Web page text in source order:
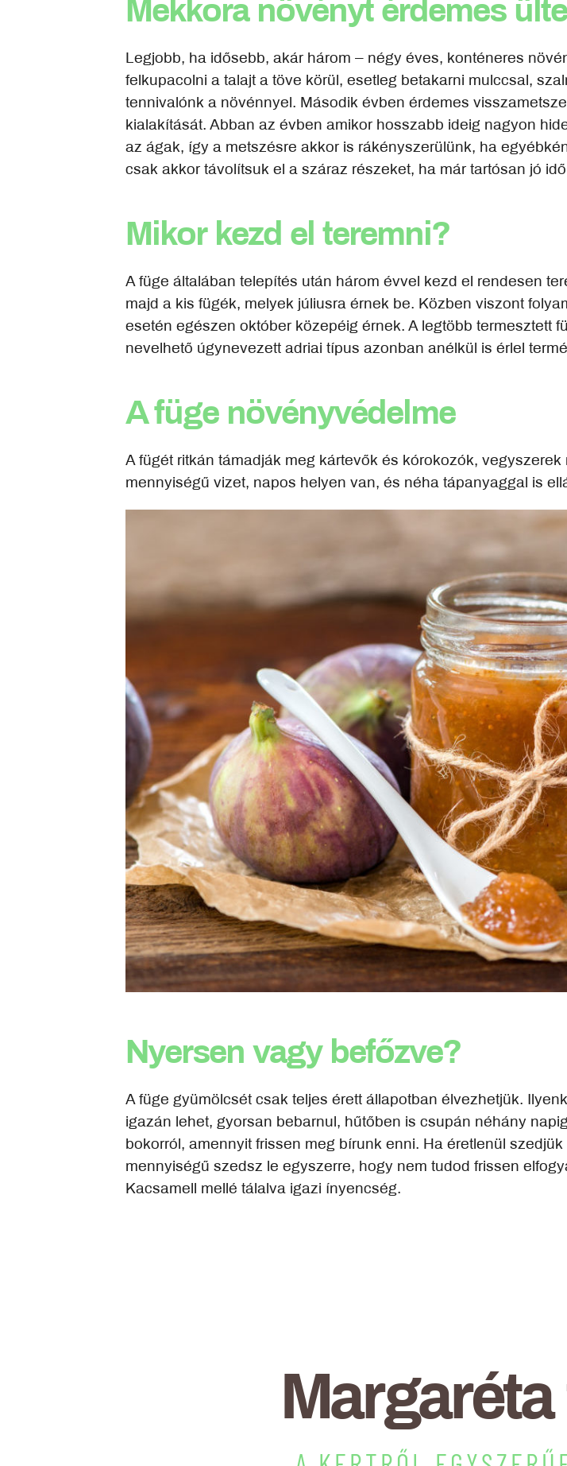
Mekkora növényt érdemes
Legjobb, ha idősebb, akár három – négy éves, konténeres
felkupacolni a talajt a töve körül, esetleg betakarni mulccsal,
tennivalónk a növénnyel. Második évben érdemes
kialakítását. Abban az évben amikor hosszabb ideig nagyon
az ágak, így a metszésre akkor is rákényszerülünk, ha
csak akkor távolítsuk el a száraz részeket, ha már tartósan jó
Mikor kezd el teremni?
A füge általában telepítés után három évvel kezd el rendesen
majd a kis fügék, melyek júliusra érnek be. Közben viszont
esetén egészen október közepéig érnek. A legtöbb termesztett
nevelhető úgynevezett adriai típus azonban anélkül is érlel
A füge növényvédelme
A fügét ritkán támadják meg kártevők és kórokozók,
mennyiségű vizet, napos helyen van, és néha tápanyaggal is
Nyersen vagy befőzve?
A füge gyümölcsét csak teljes érett állapotban élvezhetjük.
igazán lehet, gyorsan bebarnul, hűtőben is csupán néhány
bokorról, amennyit frissen meg bírunk enni. Ha éretlenül
mennyiségű szedsz le egyszerre, hogy nem tudod frissen
Kacsamell mellé tálalva igazi ínyencség.